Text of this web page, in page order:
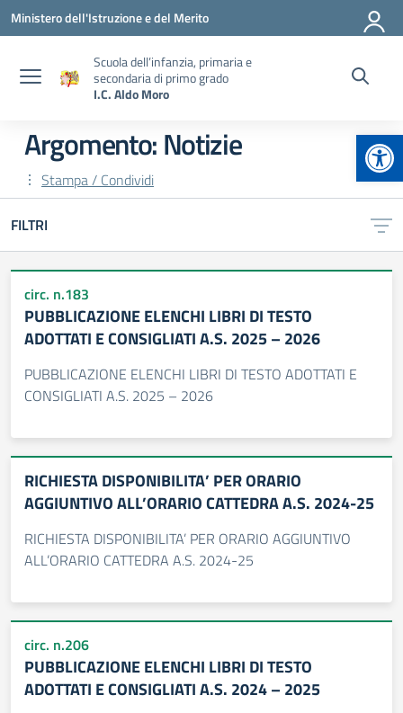
Vai ai contenuti
Vai al menu di navigazione
Vai al footer
Ministero dell'Istruzione e del Merito
Scuola dell’infanzia, primaria e
secondaria di primo grado
I.C. Aldo Moro
Argomento: Notizie
Stampa / Condividi
FILTRI
circ. n.183
PUBBLICAZIONE ELENCHI LIBRI DI TESTO
ADOTTATI E CONSIGLIATI A.S. 2025 – 2026
PUBBLICAZIONE ELENCHI LIBRI DI TESTO ADOTTATI E
CONSIGLIATI A.S. 2025 – 2026
RICHIESTA DISPONIBILITA’ PER ORARIO
AGGIUNTIVO ALL’ORARIO CATTEDRA A.S. 2024-25
RICHIESTA DISPONIBILITA’ PER ORARIO AGGIUNTIVO
ALL’ORARIO CATTEDRA A.S. 2024-25
circ. n.206
PUBBLICAZIONE ELENCHI LIBRI DI TESTO
ADOTTATI E CONSIGLIATI A.S. 2024 – 2025